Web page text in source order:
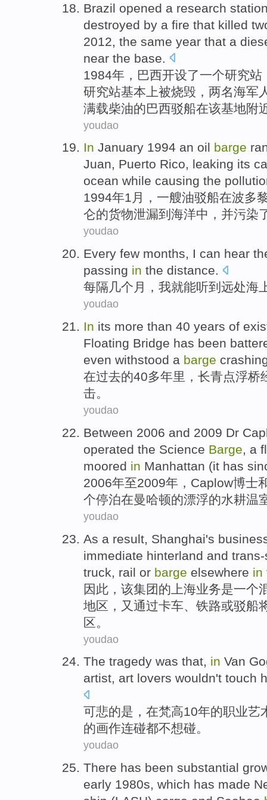
Brazil opened a research
destroyed by a fire that killed
2012, the same year that a
near the base
1984年， 巴西开设了一个研究站
研究站基本上被烧毁 ， 两名海军
满载柴油的巴西驳船在该基地附
youdao
In January 1994 an oil barge
Juan, Puerto Rico, leaking its
ocean while causing the
1994年1月 ， 一艘油驳船在波多
仑的货物泄漏到 海洋中，并污染
youdao
Every few months, I can hear
passing in the distance.
每隔 几个 月， 我就能听到 远处海
youdao
In its more than 40 years of
Floating Bridge has been
even withstood a barge
在过去的40多年里 ， 长青点浮桥
击。
youdao
Between 2006 and 2009 Dr
operated the Science Barge, a
moored in Manhattan (it has
2006年至2009年，Caplow博士
个停泊在曼哈顿的漂浮的水耕温
youdao
As a result Shanghai's
immediate hinterland and
truck
rail or barge elsewhere in
因此 ，该集团的 上海业务是一个
地区，又 通过卡车 铁路或驳船
区。
youdao
The tragedy was that, in Van
artist, art lovers wouldn't touch
可悲的是 ， 在梵高10年的职业艺
的画作连碰都不想碰。
youdao
There has been substantial
early 1980s, which has made